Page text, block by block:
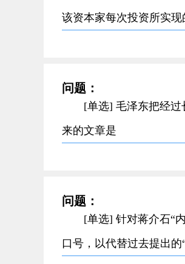
该资本家每次投资所实
问题：
[单选] 毛泽东把经
来的文章是
问题：
[单选] 针对蒋介石“
口号，以代替过去提出